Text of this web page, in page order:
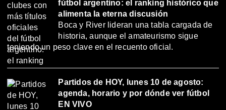
fútbol argentino: el ranking histórico que
alimenta la eterna discusión
Boca y River lideran una tabla cargada de
historia, aunque el amateurismo sigue
teniendo un peso clave en el recuento oficial.
Partidos de HOY, lunes 10 de agosto:
agenda, horario y por dónde ver fútbol
EN VIVO